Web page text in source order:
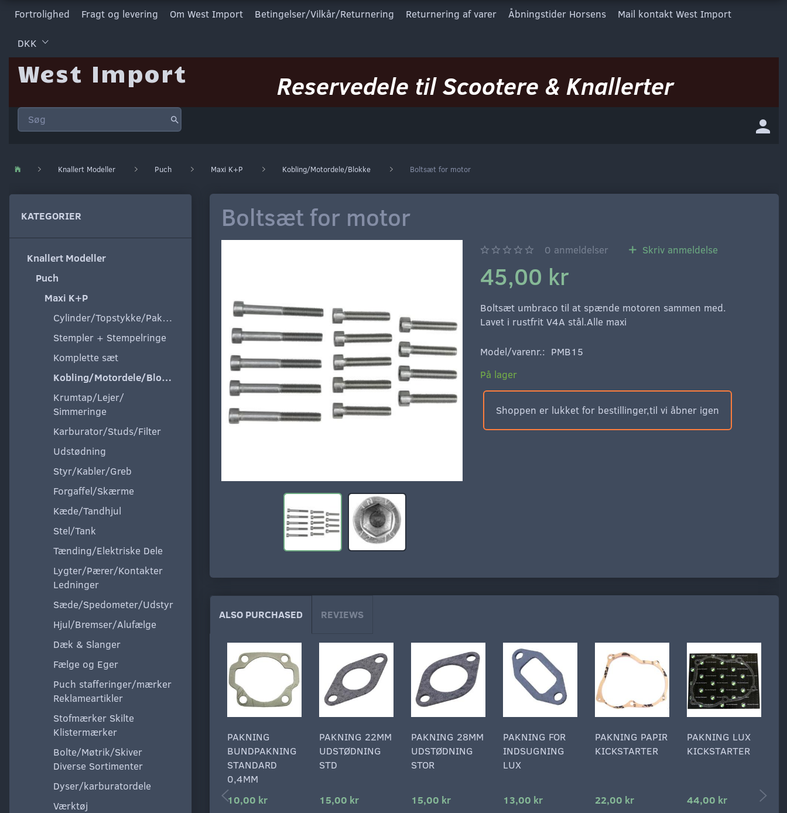
Fortrolighed Fragt og levering Om West Import Betingelser/Vilkår/Returnering Returnering af varer Åbningstider Horsens Mail kontakt West Import
DKK
West Import Reservedele til Scootere & Knallerter
Knallert Modeller Puch Maxi K+P Kobling/Motordele/Blokke Boltsæt for motor
KATEGORIER
Knallert Modeller
Puch
Maxi K+P
Cylinder/Topstykke/Pakning
Stempler + Stempelringe
Komplette sæt
Kobling/Motordele/Blokke
Krumtap/Lejer/
Simmeringe
Karburator/Studs/Filter
Udstødning
Styr/Kabler/Greb
Forgaffel/Skærme
Kæde/Tandhjul
Stel/Tank
Tænding/Elektriske Dele
Lygter/Pærer/Kontakter
Ledninger
Sæde/Spedometer/Udstyr
Hjul/Bremser/Alufælge
Dæk & Slanger
Fælge og Eger
Puch stafferinger/mærker
Reklameartikler
Stofmærker Skilte
Klistermærker
Bolte/Møtrik/Skiver
Diverse Sortimenter
Dyser/karburatordele
Værktøj
Boltsæt for motor
0 anmeldelser Skriv anmeldelse
45,00 kr
Boltsæt umbraco til at spænde motoren sammen med.
Lavet i rustfrit V4A stål.Alle maxi
Model/varenr.: PMB15
På lager
Shoppen er lukket for bestillinger,til vi åbner igen
ALSO PURCHASED REVIEWS
PAKNING
BUNDPAKNING
STANDARD
0,4MM
10,00 kr
PAKNING 22MM
UDSTØDNING
STD
15,00 kr
PAKNING 28MM
UDSTØDNING
STOR
15,00 kr
PAKNING FOR
INDSUGNING
LUX
13,00 kr
PAKNING PAPIR
KICKSTARTER
22,00 kr
PAKNING LUX
KICKSTARTER
44,00 kr